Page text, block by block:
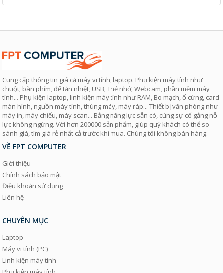
Cung cấp thông tin giá cả máy vi tính, laptop. Phụ kiện máy tính như
chuột, bàn phím, đế tản nhiệt, USB, Thẻ nhớ, Webcam, phần mềm máy
tính... Phụ kiện laptop, linh kiện máy tính như RAM, Bo mạch, ổ cứng, card
màn hình, nguồn máy tính, thùng máy, máy ráp... Thiết bị văn phòng như
máy in, máy chiếu, máy scan... Bằng năng lực sẵn có, cùng sự cố gắng nỗ
lực không ngừng. Với hơn 200000 sản phẩm, giúp quý khách có thể so
sánh giá, tìm giá rẻ nhất cả trước khi mua. Chúng tôi không bán hàng.
VỀ FPT COMPUTER
Giới thiệu
Chính sách bảo mật
Điều khoản sử dụng
Liên hệ
CHUYÊN MỤC
Laptop
Máy vi tính (PC)
Linh kiện máy tính